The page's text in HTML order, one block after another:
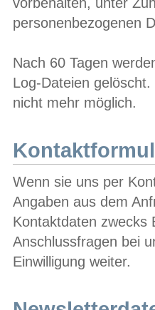
personenbezogenen
Nach 60 Tagen
Log-Dateien
nicht mehr möglich.
Wenn sie uns per
Angaben aus dem
Kontaktdaten zwecks
Anschlussfragen bei
Einwilligung weiter.